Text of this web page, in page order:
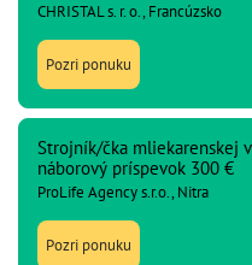
CHRISTAL s. r. o., Francúzsko
Pozri ponuku
Strojník/čka mliekarenskej
náborový príspevok 300 €
ProLife Agency s.r.o., Nitra
Pozri ponuku